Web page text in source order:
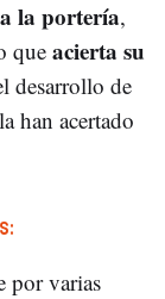
la portería,
queacierta su
desarrollo de
han acertado
por varias